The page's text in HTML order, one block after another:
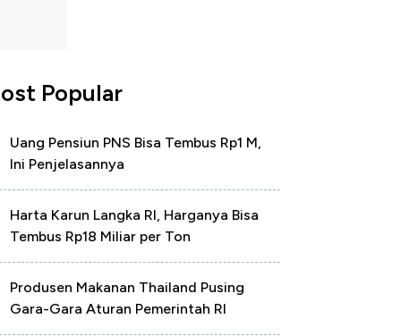
Popular
Uang Pensiun PNS Bisa Tembus Rp1 M,
Ini Penjelasannya
Harta Karun Langka RI, Harganya Bisa
Tembus Rp18 Miliar per Ton
Produsen Makanan Thailand Pusing
Gara-Gara Aturan Pemerintah RI